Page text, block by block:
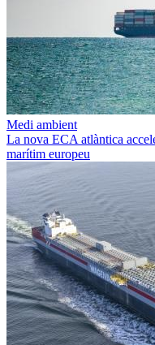
Medi ambient
La nova ECA atlàntica
marítim europeu